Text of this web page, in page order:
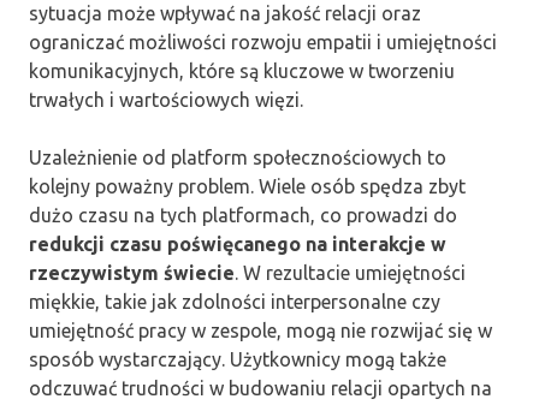
sytuacja może wpływać na jakość relacji oraz
ograniczać możliwości rozwoju empatii i umiejętności
komunikacyjnych, które są kluczowe w tworzeniu
trwałych i wartościowych więzi.
Uzależnienie od platform społecznościowych to
kolejny poważny problem. Wiele osób spędza zbyt
dużo czasu na tych platformach, co prowadzi do
redukcji czasu poświęcanego na interakcje w
rzeczywistym świecie. W rezultacie umiejętności
miękkie, takie jak zdolności interpersonalne czy
umiejętność pracy w zespole, mogą nie rozwijać się w
sposób wystarczający. Użytkownicy mogą także
odczuwać trudności w budowaniu relacji opartych na